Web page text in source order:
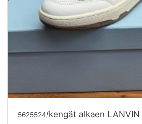
5625524/kengät alkaen LANVIN